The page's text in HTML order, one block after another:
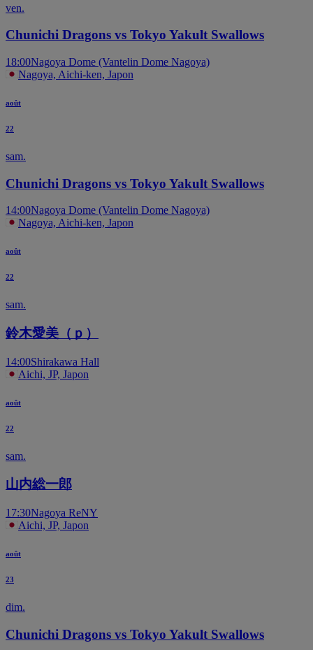
ven.
Chunichi Dragons vs Tokyo Yakult Swallows
18:00Nagoya Dome (Vantelin Dome Nagoya)
Nagoya, Aichi-ken, Japon
août
22
sam.
Chunichi Dragons vs Tokyo Yakult Swallows
14:00Nagoya Dome (Vantelin Dome Nagoya)
Nagoya, Aichi-ken, Japon
août
22
sam.
鈴木愛美（ｐ）
14:00Shirakawa Hall
Aichi, JP, Japon
août
22
sam.
山内総一郎
17:30Nagoya ReNY
Aichi, JP, Japon
août
23
dim.
Chunichi Dragons vs Tokyo Yakult Swallows